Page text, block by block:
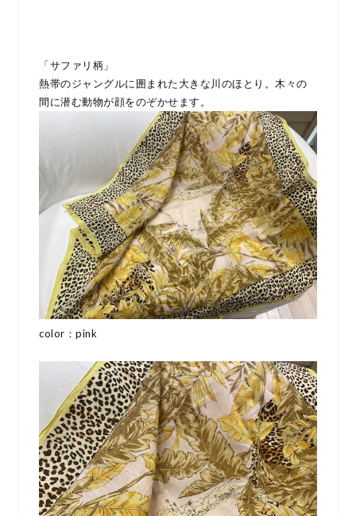
「サファリ柄」
熱帯のジャングルに囲まれた大きな川のほとり。木々の
間に潜む動物が顔をのぞかせます。
color：pink